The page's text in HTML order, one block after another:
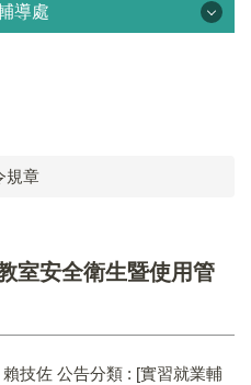
導處
規章
室安全衛生暨使用管
賴技佐 公告分類 : [實習就業輔